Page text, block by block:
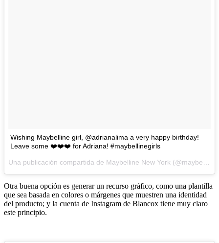
Wishing Maybelline girl, @adrianalima a very happy birthday!
Leave some ❤️❤️❤️ for Adriana! #maybellinegirls
Una publicación compartida de Maybelline New York (@maybelline) el
Otra buena opción es generar un recurso gráfico, como una plantilla
que sea basada en colores o márgenes que muestren una identidad
del producto; y la cuenta de Instagram de Blancox tiene muy claro
este principio.